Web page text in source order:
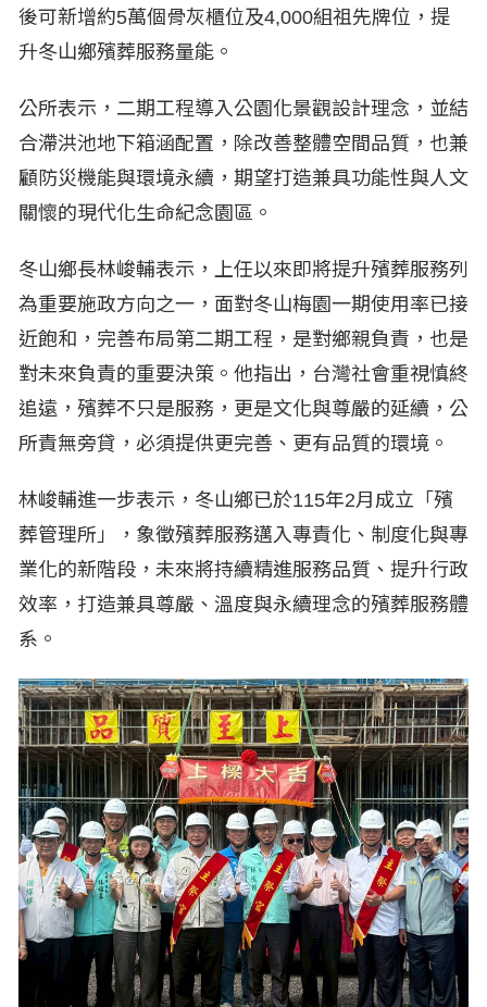
後可新增約5萬個骨灰櫃位及4,000組祖先牌位，提
升冬山鄉殯葬服務量能。
公所表示，二期工程導入公園化景觀設計理念，並結
合滯洪池地下箱涵配置，除改善整體空間品質，也兼
顧防災機能與環境永續，期望打造兼具功能性與人文
關懷的現代化生命紀念園區。
冬山鄉長林峻輔表示，上任以來即將提升殯葬服務列
為重要施政方向之一，面對冬山梅園一期使用率已接
近飽和，完善布局第二期工程，是對鄉親負責，也是
對未來負責的重要決策。他指出，台灣社會重視慎終
追遠，殯葬不只是服務，更是文化與尊嚴的延續，公
所責無旁貸，必須提供更完善、更有品質的環境。
林峻輔進一步表示，冬山鄉已於115年2月成立「殯
葬管理所」，象徵殯葬服務邁入專責化、制度化與專
業化的新階段，未來將持續精進服務品質、提升行政
效率，打造兼具尊嚴、溫度與永續理念的殯葬服務體
系。